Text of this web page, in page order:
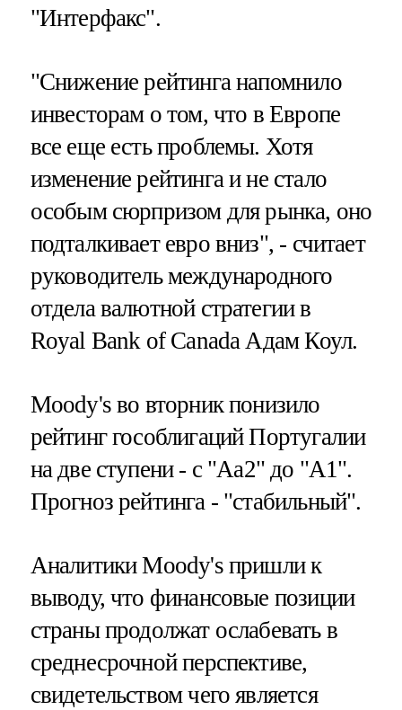
"Интерфакс".
"Снижение рейтинга напомнило
инвесторам о том, что в Европе
все еще есть проблемы. Хотя
изменение рейтинга и не стало
особым сюрпризом для рынка, оно
подталкивает евро вниз", - считает
руководитель международного
отдела валютной стратегии в
Royal Bank of Canada Адам Коул.
Moody's во вторник понизило
рейтинг гособлигаций Португалии
на две ступени - с "Аа2" до "А1".
Прогноз рейтинга - "стабильный".
Аналитики Moody's пришли к
выводу, что финансовые позиции
страны продолжат ослабевать в
среднесрочной перспективе,
свидетельством чего является